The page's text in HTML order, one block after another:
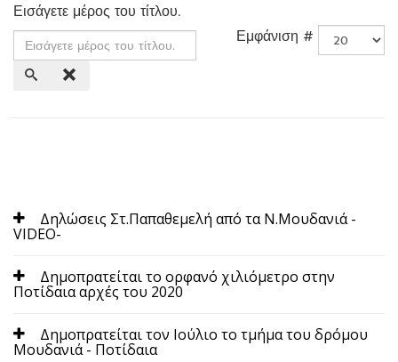
Εισάγετε μέρος του τίτλου.
Εμφάνιση #
Δηλώσεις Στ.Παπαθεμελή από τα Ν.Μουδανιά -
VIDEO-
Δημοπρατείται το ορφανό χιλιόμετρο στην
Ποτίδαια αρχές του 2020
Δημοπρατείται τον Ιούλιο το τμήμα του δρόμου
Μουδανιά - Ποτίδαια